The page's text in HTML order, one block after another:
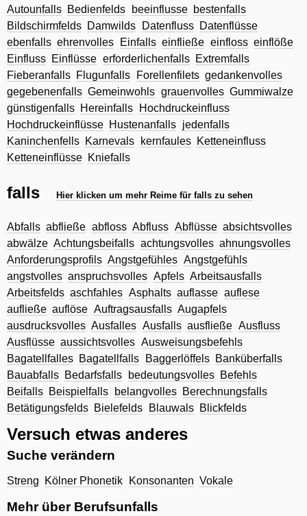
Autounfalls Bedienfelds beeinflusse bestenfalls
Bildschirmfelds Damwilds Datenfluss Datenflüsse
ebenfalls ehrenvolles Einfalls einfließe einfloss einflöße
Einfluss Einflüsse erforderlichenfalls Extremfalls
Fieberanfalls Flugunfalls Forellenfilets gedankenvolles
gegebenenfalls Gemeinwohls grauenvolles Gummiwalze
günstigenfalls Hereinfalls
Hochdruckeinfluss
Hochdruckeinflüsse Hustenanfalls jedenfalls
Kaninchenfells Karnevals kernfaules Ketteneinfluss
Ketteneinflüsse Kniefalls
falls Hier klicken um mehr Reime für falls zu sehen
Abfalls abfließe abfloss Abfluss Abflüsse absichtsvolles
abwälze Achtungsbeifalls achtungsvolles ahnungsvolles
Anforderungsprofils Angstgefühles Angstgefühls
angstvolles anspruchsvolles Apfels Arbeitsausfalls
Arbeitsfelds aschfahles Asphalts auflasse auflese
aufließe auflöse Auftragsausfalls Augapfels
ausdrucksvolles Ausfalles Ausfalls ausfließe Ausfluss
Ausflüsse aussichtsvolles Ausweisungsbefehls
Bagatellfalles Bagatellfalls Baggerlöffels Banküberfalls
Bauabfalls Bedarfsfalls bedeutungsvolles Befehls
Beifalls Beispielfalls belangvolles Berechnungsfalls
Betätigungsfelds Bielefelds Blauwals Blickfelds
Versuch etwas anderes
Suche verändern
Streng Kölner Phonetik Konsonanten Vokale
Mehr über Berufsunfalls